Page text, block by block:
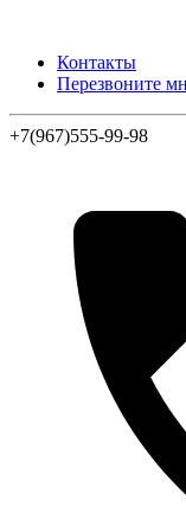
Контакты
Перезвоните
+7(967)555-99-98